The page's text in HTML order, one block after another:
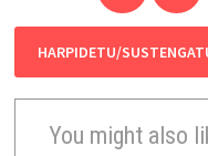
HARPIDETU/
You might also